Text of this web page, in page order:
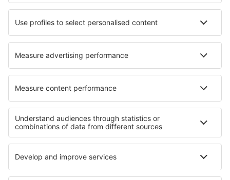
Wizz Air
easyJet
Lufthansa
KLM
O eSky
Všeobecné podmínky
Moje rezervace
Politika ochrany soukromí
Podpora a kontakt